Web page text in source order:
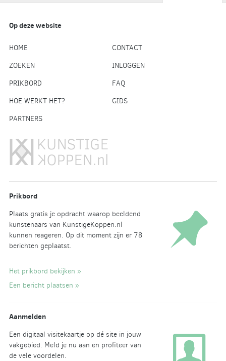
Op deze website
HOME
CONTACT
ZOEKEN
INLOGGEN
PRIKBORD
FAQ
HOE WERKT HET?
GIDS
PARTNERS
Prikbord
Plaats gratis je opdracht waarop beeldend
kunstenaars van KunstigeKoppen.nl
kunnen reageren. Op dit moment zijn er 78
berichten geplaatst.
Het prikbord bekijken »
Een bericht plaatsen »
Aanmelden
Een digitaal visitekaartje op dé site in jouw
vakgebied. Meld je nu aan en profiteer van
de vele voordelen.